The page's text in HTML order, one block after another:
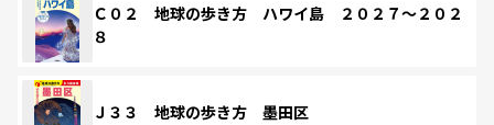
Ｃ０２ 地球の歩き方 ハワイ島 ２０２７～２０２
８
Ｊ３３ 地球の歩き方 墨田区